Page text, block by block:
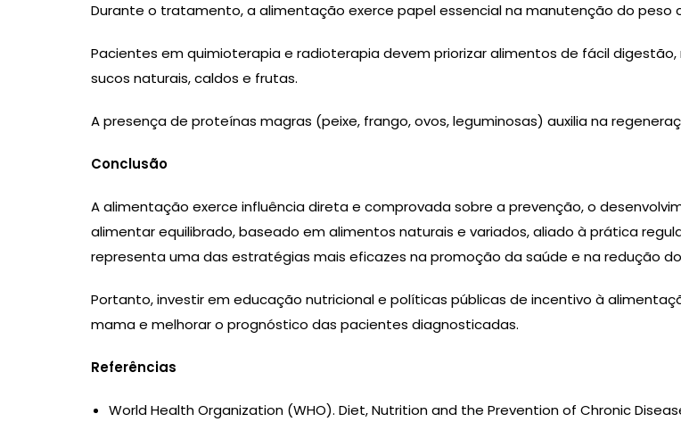
Durante o tratamento, a alimentação exerce papel essencial na manutenção do peso
Pacientes em quimioterapia e radioterapia devem priorizar alimentos de fácil
sucos naturais, caldos e frutas.
A presença de proteínas magras (peixe, frango, ovos, leguminosas) auxilia na
Conclusão
A alimentação exerce influência direta e comprovada sobre a prevenção, o
alimentar equilibrado, baseado em alimentos naturais e variados, aliado à prática
representa uma das estratégias mais eficazes na promoção da saúde e na redução
Portanto, investir em educação nutricional e políticas públicas de incentivo à
mama e melhorar o prognóstico das pacientes diagnosticadas.
Referências
World Health Organization (WHO). Diet, Nutrition and the Prevention of Chronic